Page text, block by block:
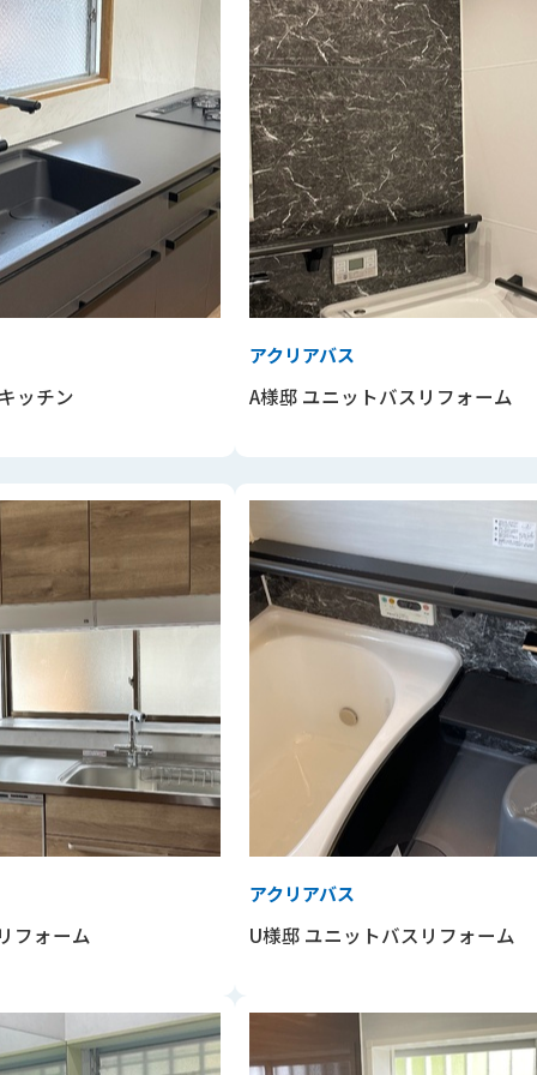
ッチン
アクリアバス
A様邸 ユニットバスリフォーム
フォーム
アクリアバス
U様邸 ユニットバスリフォーム